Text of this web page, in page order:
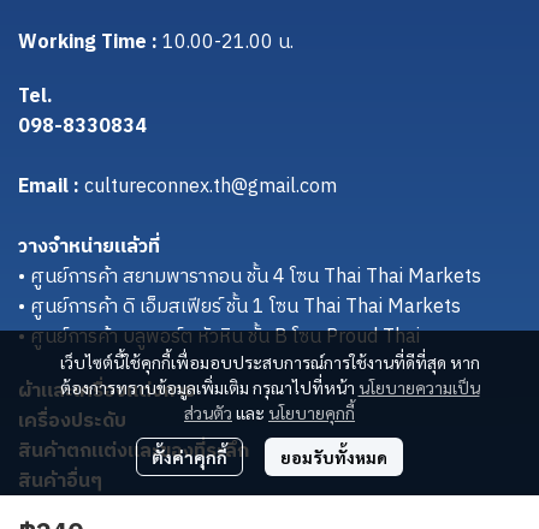
เว็บไซต์นี้ใช้คุกกี้เพื่อมอบประสบการณ์การใช้งานที่ดีที่สุด หาก
ต้องการทราบข้อมูลเพิ่มเติม กรุณาไปที่หน้า นโยบายความเป็น
ส่วนตัว และ นโยบายคุกกี้
ตั้งค่าคุกกี้ ยอมรับทั้งหมด
Working Time :10.00-21.00 น.
Tel.
098-8330834
Email :cultureconnex.th@gmail.com
วางจำหน่ายแล้วที่
• ศูนย์การค้า สยามพารากอน ชั้น 4 โซน Thai Thai Markets
• ศูนย์การค้า ดิ เอ็มสเฟียร์ ชั้น 1 โซน Thai Thai Markets
• ศูนย์การค้า บลูพอร์ต หัวหิน ชั้น B โซน Proud Thai
ผ้าและเครื่องแต่งกาย
เครื่องประดับ
สินค้าตกแต่งและของที่ระลึก
สินค้าอื่นๆ